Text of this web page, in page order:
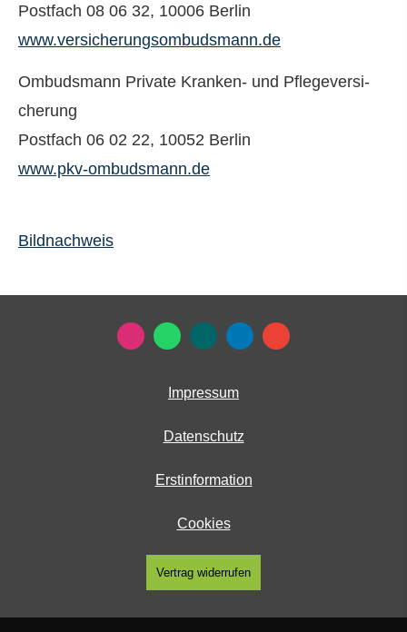
Postfach 08 06 32, 10006 Berlin
www.versicherungsombudsmann.de
Ombudsmann Private Kranken- und Pflege­ver­si­
che­rung
Postfach 06 02 22, 10052 Berlin
www.pkv-ombudsmann.de
Bildnachweis
Impressum
Datenschutz
Erstinformation
Cookies
Vertrag widerrufen